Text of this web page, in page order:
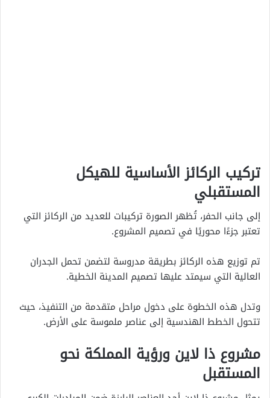
تركيب الركائز الأساسية للهيكل
المستقبلي
إلى جانب الحفر، تُظهر الصورة تركيبات للعديد من الركائز التي
تعتبر جزءًا محوريًا في تصميم المشروع.
تم توزيع هذه الركائز بطريقة مدروسة لتضمن تحمل الجدران
العالية التي سيمتد عليها تصميم المدينة الخطية.
وتدل هذه الخطوة على دخول مراحل متقدمة من التنفيذ، حيث
تتحول الخطط الهندسية إلى عناصر ملموسة على الأرض.
مشروع ذا لاين ورؤية المملكة نحو
المستقبل